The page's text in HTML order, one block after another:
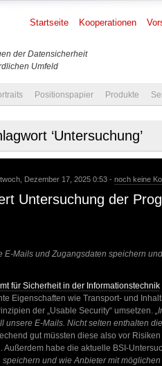
der Datensicherheit
Umfeld
Startseite Kooperationen
Positionspapier Produkte
‘Untersuchung’
Dezember 17, 2025 0:53 - noch keine
Untersuchung der
E-Mails und Zugangsdaten speichern
für Sicherheit in der Informationstechnik
Eigenschaften wie Transport- und
der „Usable Security“ umsetzen.
unsere E-Mails. Nicht selten enthalten
gut müssten diese also vor
habe die aktuelle BSI-
und wie Anbieter mit möglichen